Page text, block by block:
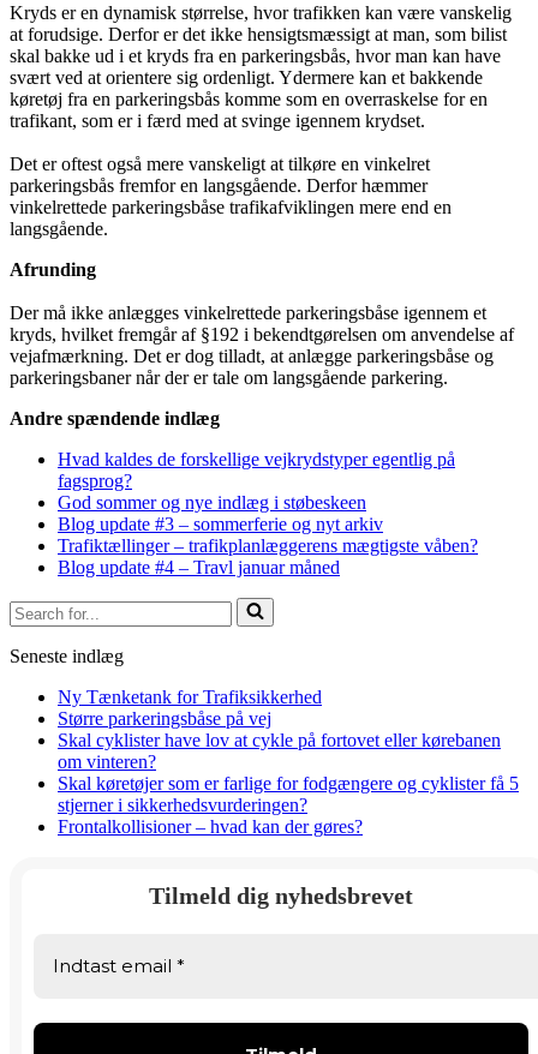
Kryds er en dynamisk størrelse, hvor trafikken kan være vanskelig
at forudsige. Derfor er det ikke hensigtsmæssigt at man, som bilist
skal bakke ud i et kryds fra en parkeringsbås, hvor man kan have
svært ved at orientere sig ordenligt. Ydermere kan et bakkende
køretøj fra en parkeringsbås komme som en overraskelse for en
trafikant, som er i færd med at svinge igennem krydset.
Det er oftest også mere vanskeligt at tilkøre en vinkelret
parkeringsbås fremfor en langsgående. Derfor hæmmer
vinkelrettede parkeringsbåse trafikafviklingen mere end en
langsgående.
Afrunding
Der må ikke anlægges vinkelrettede parkeringsbåse igennem et
kryds, hvilket fremgår af §192 i bekendtgørelsen om anvendelse af
vejafmærkning. Det er dog tilladt, at anlægge parkeringsbåse og
parkeringsbaner når der er tale om langsgående parkering.
Andre spændende indlæg
Hvad kaldes de forskellige vejkrydstyper egentlig på
fagsprog?
God sommer og nye indlæg i støbeskeen
Blog update #3 – sommerferie og nyt arkiv
Trafiktællinger – trafikplanlæggerens mægtigste våben?
Blog update #4 – Travl januar måned
Search
for...
Seneste indlæg
Ny Tænketank for Trafiksikkerhed
Større parkeringsbåse på vej
Skal cyklister have lov at cykle på fortovet eller kørebanen
om vinteren?
Skal køretøjer som er farlige for fodgængere og cyklister få 5
stjerner i sikkerhedsvurderingen?
Frontalkollisioner – hvad kan der gøres?
Tilmeld dig nyhedsbrevet